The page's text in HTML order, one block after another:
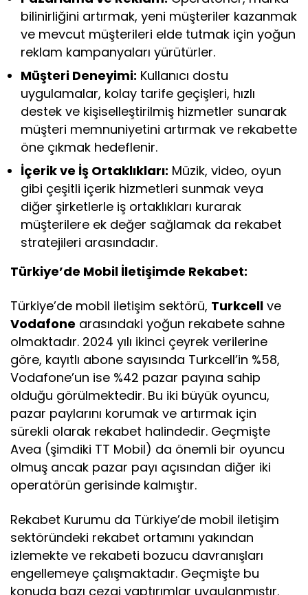
bilinirliğini artırmak, yeni müşteriler kazanmak
ve mevcut müşterileri elde tutmak için yoğun
reklam kampanyaları yürütürler.
Müşteri Deneyimi: Kullanıcı dostu
uygulamalar, kolay tarife geçişleri, hızlı
destek ve kişiselleştirilmiş hizmetler sunarak
müşteri memnuniyetini artırmak ve rekabette
öne çıkmak hedeflenir.
İçerik ve İş Ortaklıkları: Müzik, video, oyun
gibi çeşitli içerik hizmetleri sunmak veya
diğer şirketlerle iş ortaklıkları kurarak
müşterilere ek değer sağlamak da rekabet
stratejileri arasındadır.
Türkiye’de Mobil İletişimde Rekabet:
Türkiye’de mobil iletişim sektörü, Turkcell ve
Vodafone arasındaki yoğun rekabete sahne
olmaktadır. 2024 yılı ikinci çeyrek verilerine
göre, kayıtlı abone sayısında Turkcell’in %58,
Vodafone’un ise %42 pazar payına sahip
olduğu görülmektedir. Bu iki büyük oyuncu,
pazar paylarını korumak ve artırmak için
sürekli olarak rekabet halindedir. Geçmişte
Avea (şimdiki TT Mobil) da önemli bir oyuncu
olmuş ancak pazar payı açısından diğer iki
operatörün gerisinde kalmıştır.
Rekabet Kurumu da Türkiye’de mobil iletişim
sektöründeki rekabet ortamını yakından
izlemekte ve rekabeti bozucu davranışları
engellemeye çalışmaktadır. Geçmişte bu
konuda bazı cezai yaptırımlar uygulanmıştır.